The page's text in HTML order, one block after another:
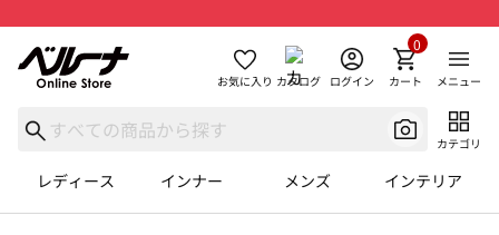
お気に入り カタログ ログイン カート
0
メニュー
カテゴリ
レディース インナー メンズ インテリア